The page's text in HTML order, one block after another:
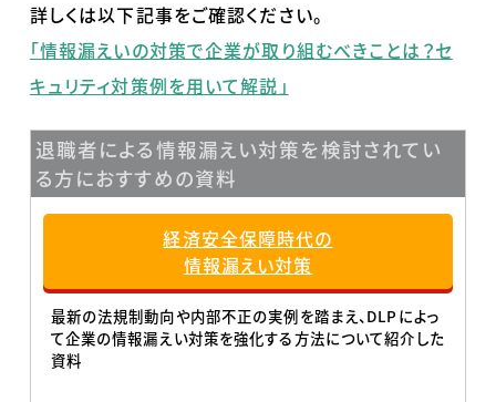
詳しくは以下記事をご確認ください。
「情報漏えいの対策で企業が取り組むべきことは？セ
キュリティ対策例を用いて解説」
退職者による情報漏えい対策を検討されてい
る方におすすめの資料
経済安全保障時代の
情報漏えい対策
最新の法規制動向や内部不正の実例を踏まえ、DLPによっ
て企業の情報漏えい対策を強化する方法について紹介した
資料